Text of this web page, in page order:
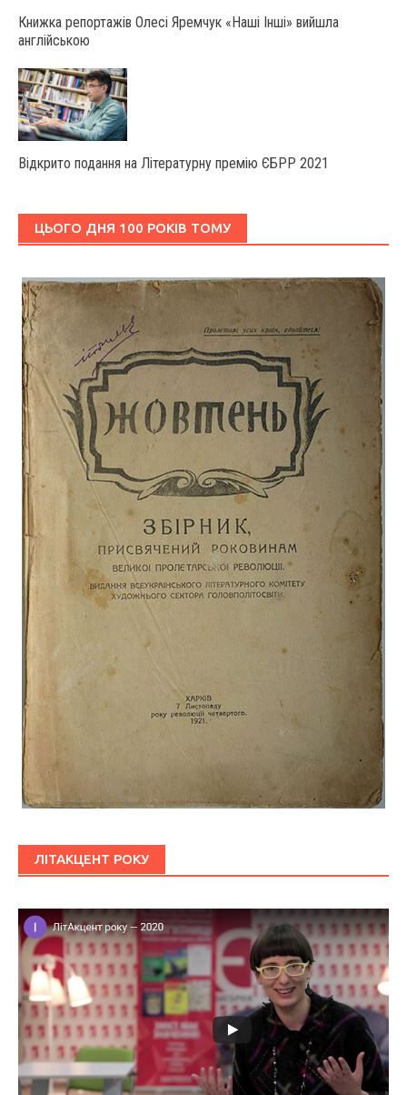
Книжка репортажів Олесі Яремчук «Наші Інші» вийшла
англійською
Відкрито подання на Літературну премію ЄБРР 2021
ЦЬОГО ДНЯ 100 РОКІВ ТОМУ
ЛІТАКЦЕНТ РОКУ